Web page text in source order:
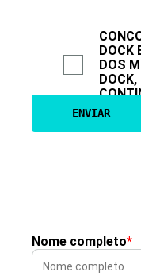
DOCK
DOS
Nome completo*